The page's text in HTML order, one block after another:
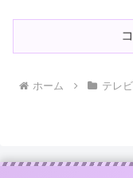
ホーム テレ